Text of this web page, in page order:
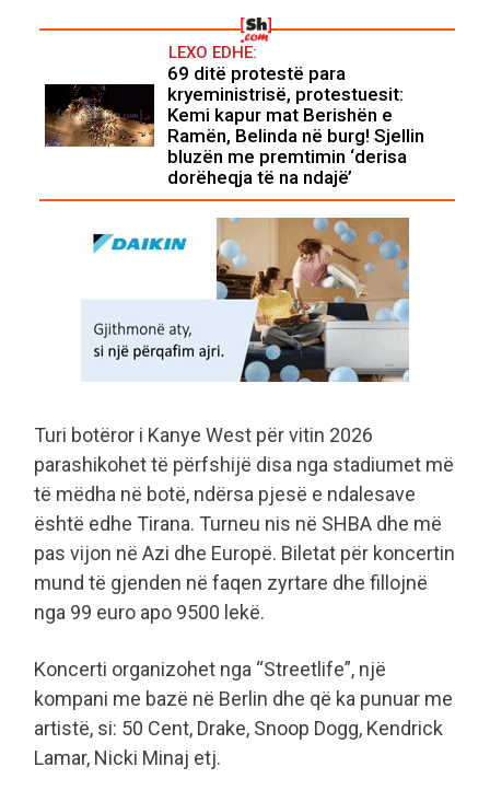
LEXO EDHE:
69 ditë protestë para
kryeministrisë, protestuesit:
Kemi kapur mat Berishën e
Ramën, Belinda në burg! Sjellin
bluzën me premtimin ‘derisa
dorëheqja të na ndajë’
Turi botëror i Kanye West për vitin 2026
parashikohet të përfshijë disa nga stadiumet më
të mëdha në botë, ndërsa pjesë e ndalesave
është edhe Tirana. Turneu nis në SHBA dhe më
pas vijon në Azi dhe Europë. Biletat për koncertin
mund të gjenden në faqen zyrtare dhe fillojnë
nga 99 euro apo 9500 lekë.
Koncerti organizohet nga “Streetlife”, një
kompani me bazë në Berlin dhe që ka punuar me
artistë, si: 50 Cent, Drake, Snoop Dogg, Kendrick
Lamar, Nicki Minaj etj.